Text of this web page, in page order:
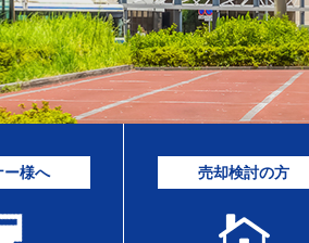
ー様へ 売却検討の方